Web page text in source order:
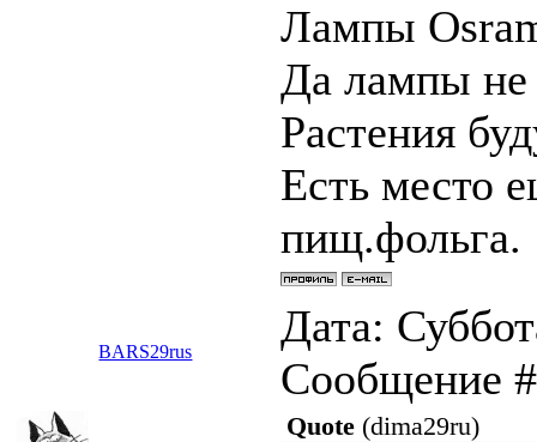
Лампы
Да лампы не
Растения
Есть место
пищ.фольга.
BARS29rus
Дата:
Сообщение
Quote(dima29ru)